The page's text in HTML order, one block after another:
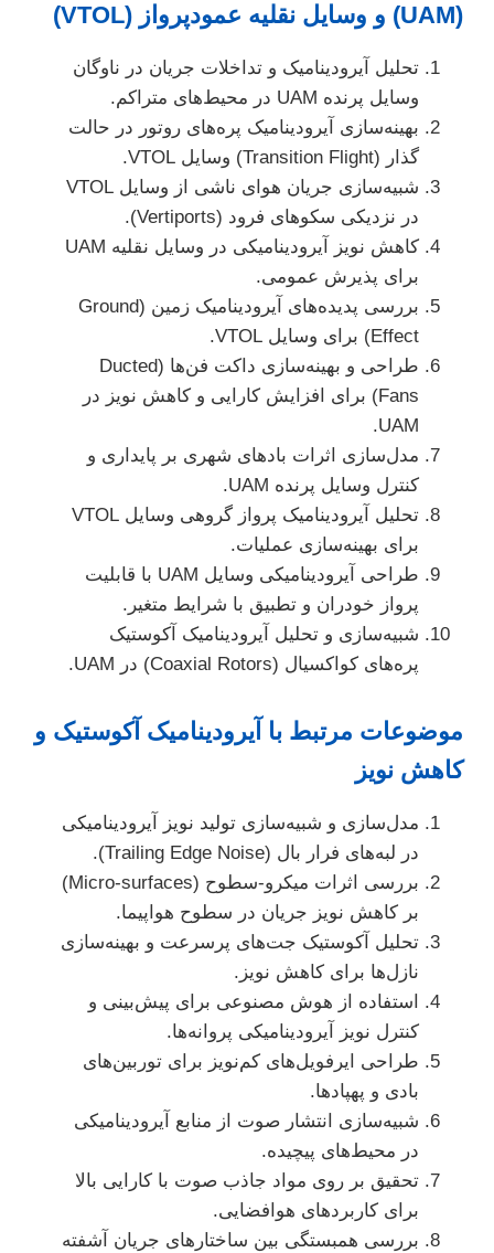
(UAM) و وسایل نقلیه عمودپرواز (VTOL)
تحلیل آیرودینامیک و تداخلات جریان در ناوگان
وسایل پرنده UAM در محیط‌های متراکم.
بهینه‌سازی آیرودینامیک پره‌های روتور در حالت
گذار (Transition Flight) وسایل VTOL.
شبیه‌سازی جریان هوای ناشی از وسایل VTOL
در نزدیکی سکوهای فرود (Vertiports).
کاهش نویز آیرودینامیکی در وسایل نقلیه UAM
برای پذیرش عمومی.
بررسی پدیده‌های آیرودینامیک زمین (Ground
Effect) برای وسایل VTOL.
طراحی و بهینه‌سازی داکت فن‌ها (Ducted
Fans) برای افزایش کارایی و کاهش نویز در
UAM.
مدل‌سازی اثرات بادهای شهری بر پایداری و
کنترل وسایل پرنده UAM.
تحلیل آیرودینامیک پرواز گروهی وسایل VTOL
برای بهینه‌سازی عملیات.
طراحی آیرودینامیکی وسایل UAM با قابلیت
پرواز خودران و تطبیق با شرایط متغیر.
شبیه‌سازی و تحلیل آیرودینامیک آکوستیک
پره‌های کواکسیال (Coaxial Rotors) در UAM.
موضوعات مرتبط با آیرودینامیک آکوستیک و
کاهش نویز
مدل‌سازی و شبیه‌سازی تولید نویز آیرودینامیکی
در لبه‌های فرار بال (Trailing Edge Noise).
بررسی اثرات میکرو-سطوح (Micro-surfaces)
بر کاهش نویز جریان در سطوح هواپیما.
تحلیل آکوستیک جت‌های پرسرعت و بهینه‌سازی
نازل‌ها برای کاهش نویز.
استفاده از هوش مصنوعی برای پیش‌بینی و
کنترل نویز آیرودینامیکی پروانه‌ها.
طراحی ایرفویل‌های کم‌نویز برای توربین‌های
بادی و پهپادها.
شبیه‌سازی انتشار صوت از منابع آیرودینامیکی
در محیط‌های پیچیده.
تحقیق بر روی مواد جاذب صوت با کارایی بالا
برای کاربردهای هوافضایی.
بررسی همبستگی بین ساختارهای جریان آشفته